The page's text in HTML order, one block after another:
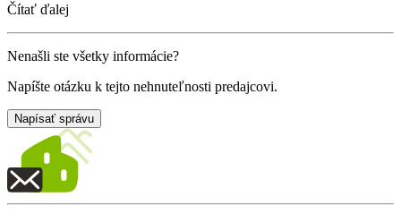
Čítať ďalej
Nenašli ste všetky informácie?
Napíšte otázku k tejto nehnuteľnosti predajcovi.
Napísať správu